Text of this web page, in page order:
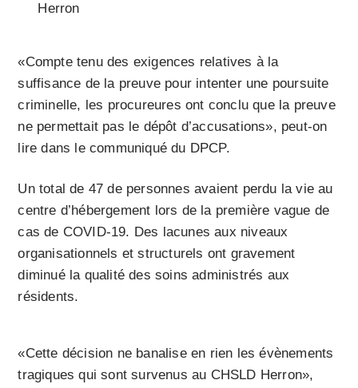
Herron
«Compte tenu des exigences relatives à la
suffisance de la preuve pour intenter une poursuite
criminelle, les procureures ont conclu que la preuve
ne permettait pas le dépôt d’accusations», peut-on
lire dans le communiqué du DPCP.
Un total de 47 de personnes avaient perdu la vie au
centre d’hébergement lors de la première vague de
cas de COVID-19. Des lacunes aux niveaux
organisationnels et structurels ont gravement
diminué la qualité des soins administrés aux
résidents.
«Cette décision ne banalise en rien les évènements
tragiques qui sont survenus au CHSLD Herron»,